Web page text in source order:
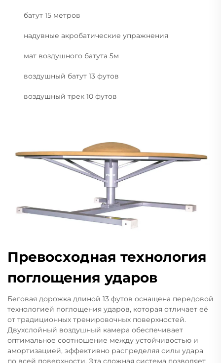
батут 15 метров
надувные акробатические упражнения
мат воздушного батута 5м
воздушный батут 13 футов
воздушный трек 10 футов
Превосходная технология
поглощения ударов
Беговая дорожка длиной 13 футов оснащена передовой
технологией поглощения ударов, которая отличает её
от традиционных тренировочных поверхностей.
Двухслойный воздушный камера обеспечивает
оптимальное соотношение между устойчивостью и
амортизацией, эффективно распределяя силы удара
по всей поверхности. Эта сложная система позволяет